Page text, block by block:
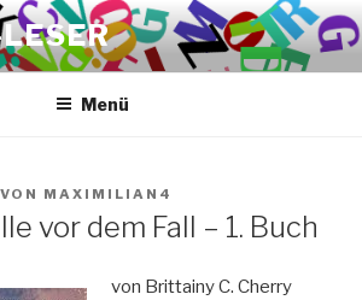
Menü
VON MAXIMILIAN4
vor dem Fall – 1. Buch
von Brittainy C. Cherry